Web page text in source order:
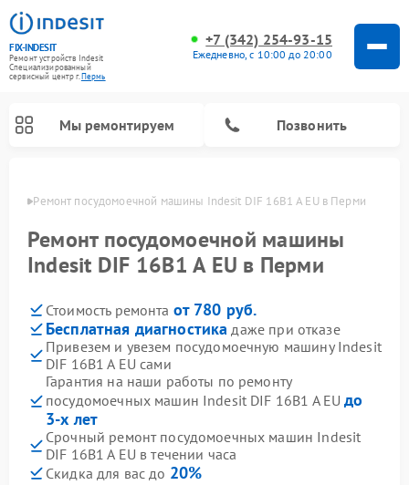
FIX-INDESIT
Ремонт устройств Indesit
Специализированный
cервисный центр г.Пермь
+7 (342) 254-93-15
Ежедневно, с 10:00 до 20:00
Мы ремонтируем Позвонить
Ремонт посудомоечной машины Indesit DIF 16B1 A EU в Перми
Ремонт посудомоечной машины
Indesit DIF 16B1 A EU в Перми
Стоимость ремонта от 780 руб.
Бесплатная диагностика даже при отказе
Привезем и увезем посудомоечную машину Indesit
DIF 16B1 A EU сами
Гарантия на наши работы по ремонту
посудомоечных машин Indesit DIF 16B1 A EUдо
3-х лет
Срочный ремонт посудомоечных машин Indesit
DIF 16B1 A EU в течении часа
Скидка для вас до 20%